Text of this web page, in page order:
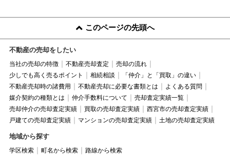
このページの先頭へ
不動産の売却をしたい
当社の売却の特徴 不動産売却査定
売却の流れ
少しでも高く売るポイント
相続相談
「仲介」と「買取」の違い
不動産売却時の諸費用
不動産売却に必要な書類とは
よくある質問
媒介契約の種類とは
仲介手数料について
売却査定実績一覧
売却仲介の売却査定実績
買取の売却査定実績
西宮市の売却査定実績
戸建ての売却査定実績
マンションの売却査定実績 土地の売却査定実績
地域から探す
学区検索 町名から検索 路線から検索